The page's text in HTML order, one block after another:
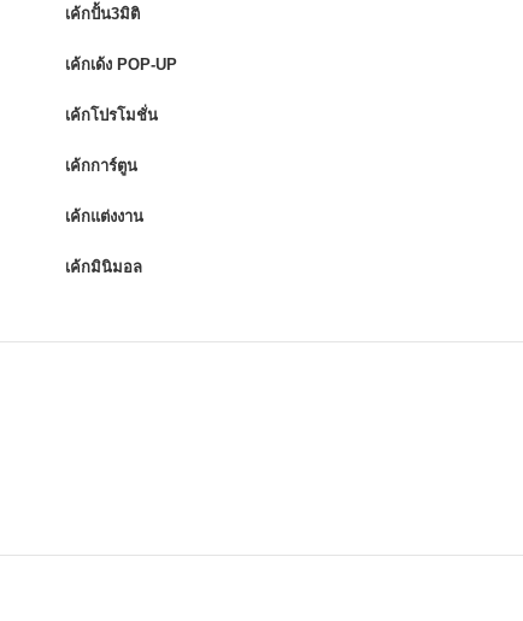
เค้กปั้น3มิติ
เค้กเด้ง POP-UP
เค้กโปรโมชั่น
เค้กการ์ตูน
เค้กแต่งงาน
เค้กมินิมอล